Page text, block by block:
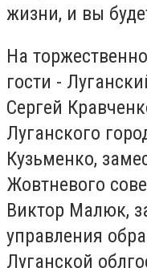
жизни, и вы
На
гости -
Сергей
Луганского
Кузьменко,
Жовтневого
Виктор Малюк,
управления
Луганской